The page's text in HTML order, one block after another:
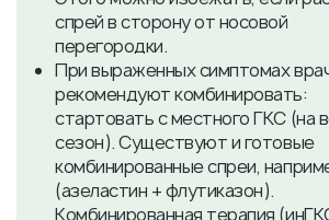
спрей в сторону от носовой
перегородки.
При выраженных симптомах
рекомендуют комбинировать:
стартовать с местного ГКС (на
сезон). Существуют и готовые
комбинированные спреи,
(азеластин + флутиказон).
Комбинированная терапия